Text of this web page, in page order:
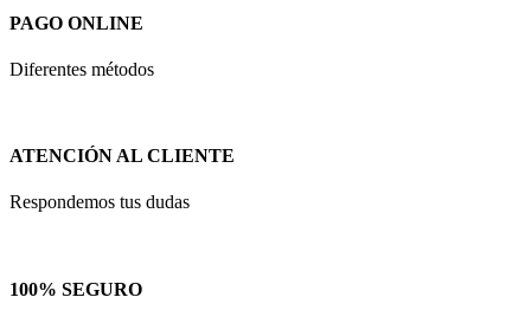
PAGO ONLINE
Diferentes métodos
ATENCIÓN AL CLIENTE
Respondemos tus dudas
100% SEGURO